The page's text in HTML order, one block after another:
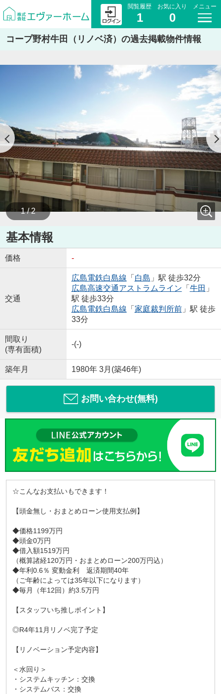
閲覧履歴
1
お気に入り
0
メニュー
コープ野村牛田（リノベ済）の過去掲載物件情報
1 / 2
基本情報
価格 -
交通
広島電鉄白島線 「 白島 」駅 徒歩32分
広島高速交通アストラムライン 「 牛田 」
駅 徒歩33分
広島電鉄白島線 「 家庭裁判所前」駅 徒歩
33分
間取り
(専有面積)
-(-)
築年月 1980年 3月(築46年)
お問い合わせ(無料)
☆こんなお支払いもできます！
【頭金無し・おまとめローン使用支払例】
◆価格1199万円
◆頭金0万円
◆借入額1519万円
（概算諸経120万円・おまとめローン200万円込）
◆年利0.6％ 変動金利 返済期間40年
（ご年齢によっては35年以下になります）
◆毎月（年12回）約3.5万円
【スタッフいち推しポイント】
◎R4年11月リノベ完了予定
【リノベーション予定内容】
＜水回り＞
・システムキッチン：交換
・システムバス：交換